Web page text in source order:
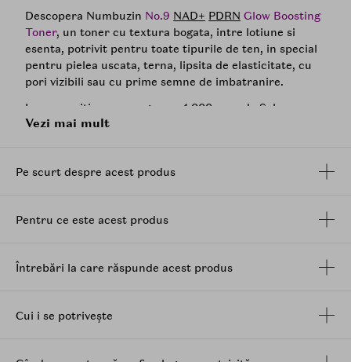
Descopera Numbuzin No.9 NAD+ PDRN Glow Boosting
Toner, un toner cu textura bogata, intre lotiune si
esenta, potrivit pentru toate tipurile de ten, in special
pentru pielea uscata, terna, lipsita de elasticitate, cu
pori vizibili sau cu prime semne de imbatranire.
In compozitia sa se regasesc 1,000 ppm de Salmon
PDRN, un ingredient apreciat pentru sustinerea
formulele orientate spre fermitate, revitalizare si
imbunatatirea aspectului elasticitatii, texturii si
Formula este imbogatita si cuniacinamida
a barierei cutanate, precum ceramidele, colagenul si
Vezi mai mult
Pe scurt despre acest produs
Pentru ce este acest produs
Întrebări la care răspunde acest produs
Cui i se potrivește